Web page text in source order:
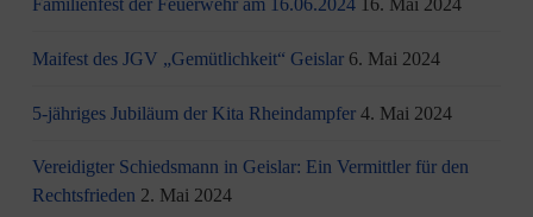
Familienfest der Feuerwehr am 16.06.2024 16. Mai 2024
Maifest des JGV „Gemütlichkeit“ Geislar 6. Mai 2024
5-jähriges Jubiläum der Kita Rheindampfer 4. Mai 2024
Vereidigter Schiedsmann in Geislar: Ein Vermittler für den
Rechtsfrieden 2. Mai 2024